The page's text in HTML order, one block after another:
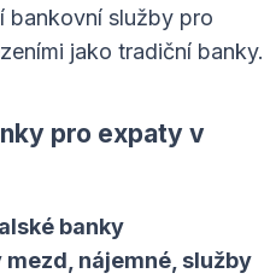
bankovní služby pro
jako tradiční banky.
pro expaty v
banky
nájemné, služby